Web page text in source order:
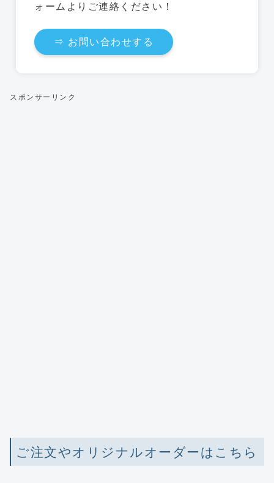
ォームよりご連絡ください！
⇒ お問い合わせする
スポンサーリンク
ご注文やオリジナルオーダーはこちら